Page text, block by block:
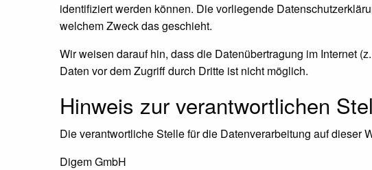
identifiziert werden können. Die vorliegende
welchem Zweck das geschieht.
Wir weisen darauf hin, dass die Datenübertragung im Internet
Daten vor dem Zugriff durch Dritte ist nicht möglich.
Hinweis zur verantwortlichen
Die verantwortliche Stelle für die Datenverarbeitung auf dieser
Digem GmbH